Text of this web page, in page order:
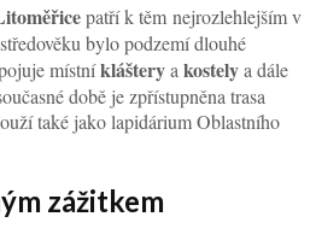
patří k těm nejrozlehlejším v
bylo podzemí dlouhé
místníklášterya kostelya dále
době je zpřístupněna trasa
také jako lapidárium Oblastního
zážitkem